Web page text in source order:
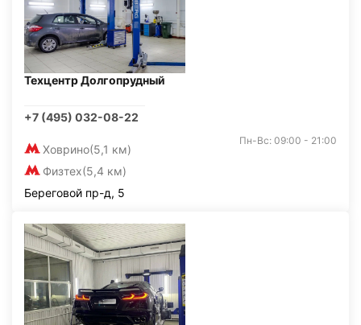
Техцентр Долгопрудный
+7 (495) 032-08-22
Ховрино(5,1 км)
Физтех(5,4 км)
Пн-Вс: 09:00 - 21:00
Береговой пр-д, 5